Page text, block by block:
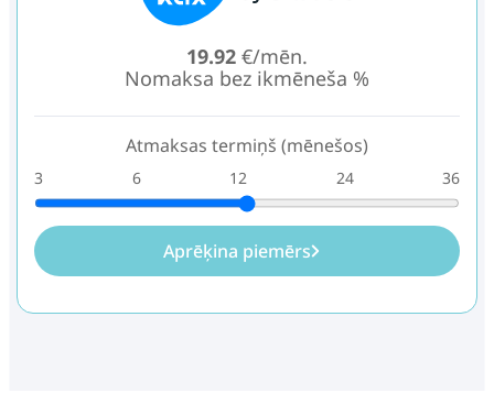
19.92 €/mēn.
Nomaksa bez ikmēneša %
Atmaksas termiņš (mēnešos)
3 6 12 24 36
Aprēķina piemērs